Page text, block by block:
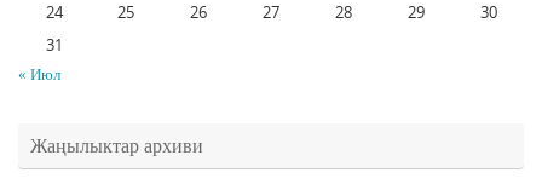
24
25 26 27 28 29
30
31
« Июл
Жаңылыктар архиви